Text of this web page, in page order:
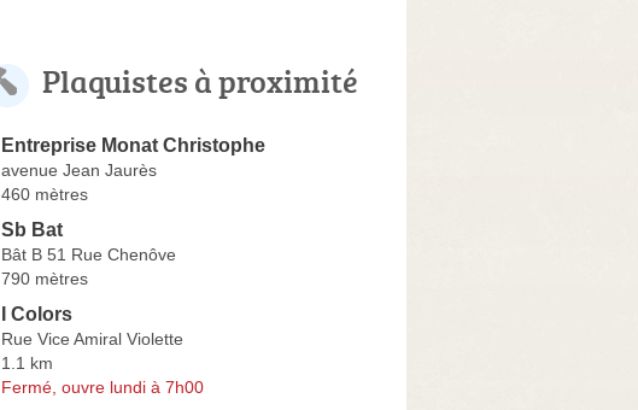
Plaquistes à proximité
Entreprise Monat Christophe
avenue Jean Jaurès
460 mètres
Sb Bat
Bât B 51 Rue Chenôve
790 mètres
I Colors
Rue Vice Amiral Violette
1.1 km
Fermé, ouvre lundi à 7h00